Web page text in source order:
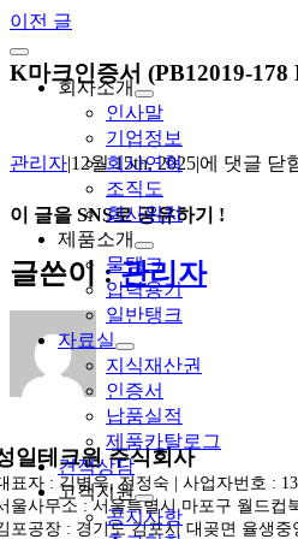
Skip
content
Toggle
Navigation회사소개
인사말
기업정보
회사연혁
조직도
회사위치
제품소개
물탱크
압력용기
일반탱크
자료실
지식재산권
인증서
납품실적
제품카탈로그
견적상담
고객지원
공지사항
이전 글
K마크인증서 (PB12019-
관리자|12월 15th, 2025|K
크
증
서
PE
복
테
인
리
스
에 댓글 닫
이 글을 SNS로 공유하기 !
Facebook
X
Reddit
LinkedIn
Tumblr
Pinterest
Vk
이
메
일
글쓴이 :관리자
일테크원 주식회사
표자 : 김병욱, 전정숙 | 사업자번호 :
울사무소 : 서울특별시 마포구 월드컵
포공장 : 경기도 김포시 대곶면 율생중